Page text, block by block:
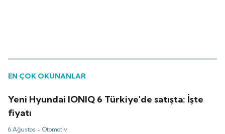
EN ÇOK OKUNANLAR
Yeni Hyundai IONIQ 6 Türkiye'de satışta: İşte
fiyatı
6 Ağustos -Otomotiv